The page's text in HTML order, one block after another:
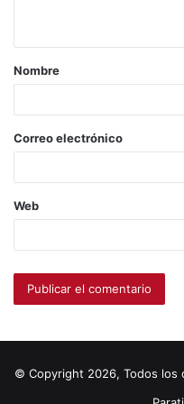
Nombre
Correo electrónico
Web
© Copyright 2026, Todos